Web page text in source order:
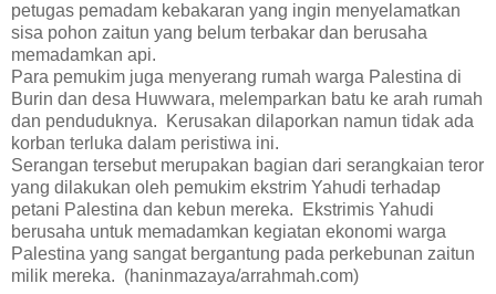
petugas pemadam kebakaran yang ingin menyelamatkan
sisa pohon zaitun yang belum terbakar dan berusaha
memadamkan api.
Para pemukim juga menyerang rumah warga Palestina di
Burin dan desa Huwwara, melemparkan batu ke arah rumah
dan penduduknya. Kerusakan dilaporkan namun tidak ada
korban terluka dalam peristiwa ini.
Serangan tersebut merupakan bagian dari serangkaian teror
yang dilakukan oleh pemukim ekstrim Yahudi terhadap
petani Palestina dan kebun mereka. Ekstrimis Yahudi
berusaha untuk memadamkan kegiatan ekonomi warga
Palestina yang sangat bergantung pada perkebunan zaitun
milik mereka. (haninmazaya/arrahmah.com)